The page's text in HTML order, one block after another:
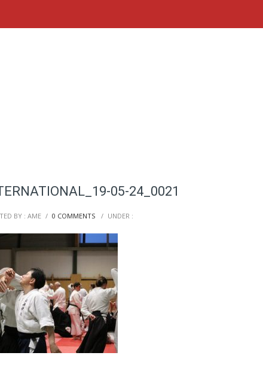
05-24_0021
BY : AME / 0 COMMENTS / UNDER :